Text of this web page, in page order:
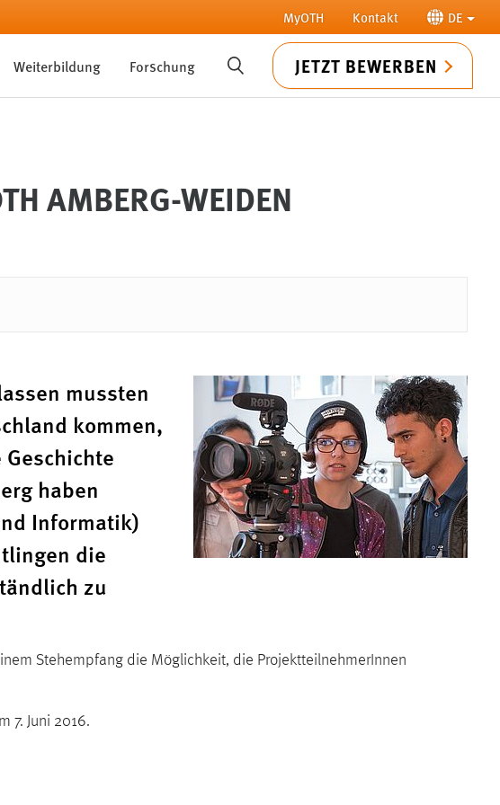
MyOTH Kontakt DE
Weiterbildung Forschung SUCHE JETZT BEWERBEN
AMBERG-WEIDEN
mussten
kommen,
haben
Informatik)
die
zu
Stehempfang die Möglichkeit, die ProjektteilnehmerInnen
7. Juni 2016.